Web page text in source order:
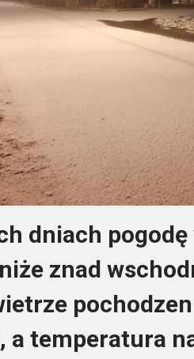
dniach pogodę
znad
a temperatura